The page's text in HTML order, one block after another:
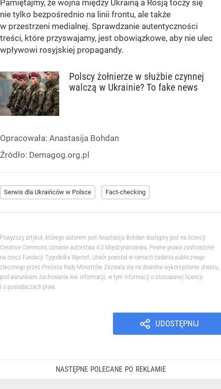
Pamiętajmy, że wojna między Ukrainą a Rosją toczy się
nie tylko bezpośrednio na linii frontu, ale także
w przestrzeni medialnej. Sprawdzanie autentyczności
treści, które przyswajamy, jest obowiązkowe, aby nie ulec
wpływowi rosyjskiej propagandy.
Polscy żołnierze w służbie czynnej
walczą w Ukrainie? To fake news
Opracowała: Anastasija Bohdan
Źródło: Demagog.org.pl
Serwis dla Ukraińców w Polsce Fact-checking
Powyższy artykuł, którego autorem jest Anastasija Bohdan dostępny jest na licencji
Creative Commons Uznanie autorstwa 4.0 Międzynarodowa. Pewne prawa zastrzeżone
na rzecz Fundacji Tygodnika Wprost. Utwór powstał w ramach zadania publicznego
zleconego przez Prezesa Rady Ministrów. Zezwala się na dowolne wykorzystanie utworu,
pod warunkiem zachowania ww. informacji, w tym informacji o stosowanej licencji
i o posiadaczach praw.
UDOSTĘPNIJ